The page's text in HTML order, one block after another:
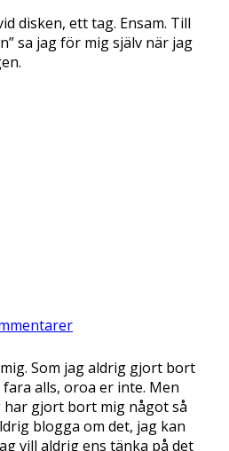
disken, ett tag. Ensam. Till
sa jag för mig själv när jag
Som jag aldrig gjort bort
alls, oroa er inte. Men
gjort bort mig något så
blogga om det, jag kan
vill aldrig ens tänka på det